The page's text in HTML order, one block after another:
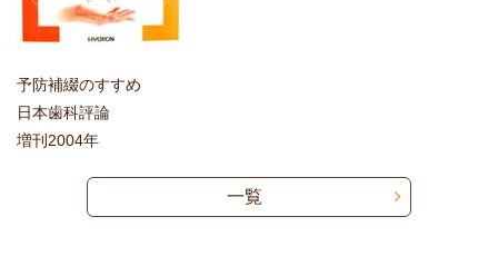
予防補綴のすすめ
日本歯科評論
増刊2004年
一覧